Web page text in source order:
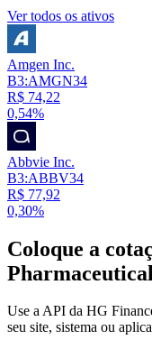
Ver todos os ativos
Amgen Inc.
B3:AMGN34
R$ 74,22
0,54%
Abbvie Inc.
B3:ABBV34
R$ 77,92
0,30%
Coloque a
Use a API da HG
seu site, sistema ou